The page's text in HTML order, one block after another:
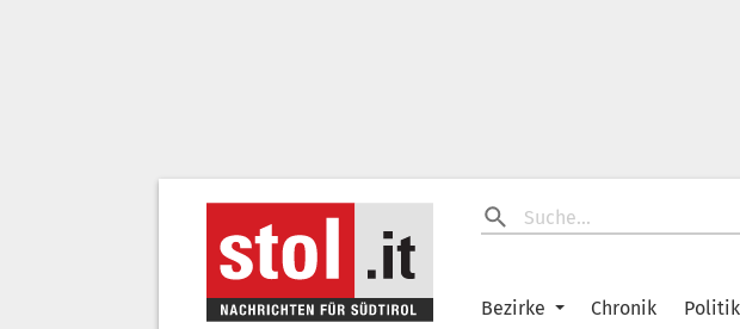
Bezirke Chronik Politik